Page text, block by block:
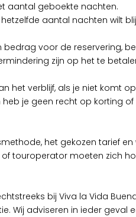
aantal geboekte nachten.
aantal nachten wilt
voor de reservering,
zijn op het te
het verblijf, als je niet
je geen recht op korting
het gekozen tarief
touroperator moeten zich
bij Viva la Vida
Wij adviseren in ieder geval